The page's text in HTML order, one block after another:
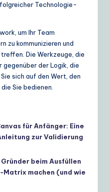
Technologie-
um Ihr Team
zu kommunizieren und
Die Werkzeuge, die
gegenüber der Logik, die
sich auf den Wert, den
Sie bedienen.
für Anfänger: Eine
zur Validierung
beim Ausfüllen
machen (und wie